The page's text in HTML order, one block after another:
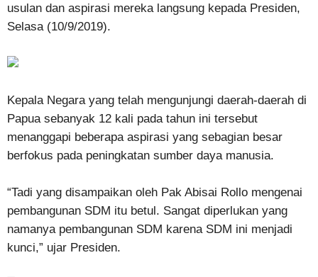
usulan dan aspirasi mereka langsung kepada Presiden,
Selasa (10/9/2019).
Kepala Negara yang telah mengunjungi daerah-daerah di
Papua sebanyak 12 kali pada tahun ini tersebut
menanggapi beberapa aspirasi yang sebagian besar
berfokus pada peningkatan sumber daya manusia.
“Tadi yang disampaikan oleh Pak Abisai Rollo mengenai
pembangunan SDM itu betul. Sangat diperlukan yang
namanya pembangunan SDM karena SDM ini menjadi
kunci,” ujar Presiden.